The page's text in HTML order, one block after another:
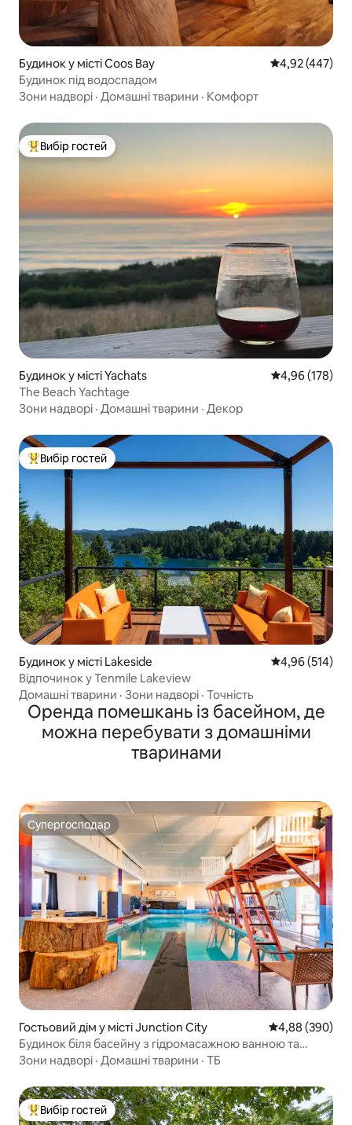
Будинок у місті Coos Bay Середня
4,92 (447)
Будинок під водоспадом
Зони надворі · Домашні тварини · Комфорт
Топ вибір гостей
Вибір гостей
Будинок у місті Yachats Середня
4,96 (178)
The Beach Yachtage
Зони надворі · Домашні тварини · Декор
Топ вибір гостей
Вибір гостей
Будинок у місті Lakeside Середня
4,96 (514)
Відпочинок у Tenmile Lakeview
Домашні тварини · Зони надворі · Точність
Оренда помешкань із басейном, де
можна перебувати з домашніми
тваринами
Супергосподар
Супергосподар
Гостьовий дім у місті Junction City Середня
4,88 (390)
Будинок біля басейну з гідромасажною ванною та
додатковими зручностями (Цілорічно)
Зони надворі · Домашні тварини · ТБ
Топ вибір гостей
Вибір гостей